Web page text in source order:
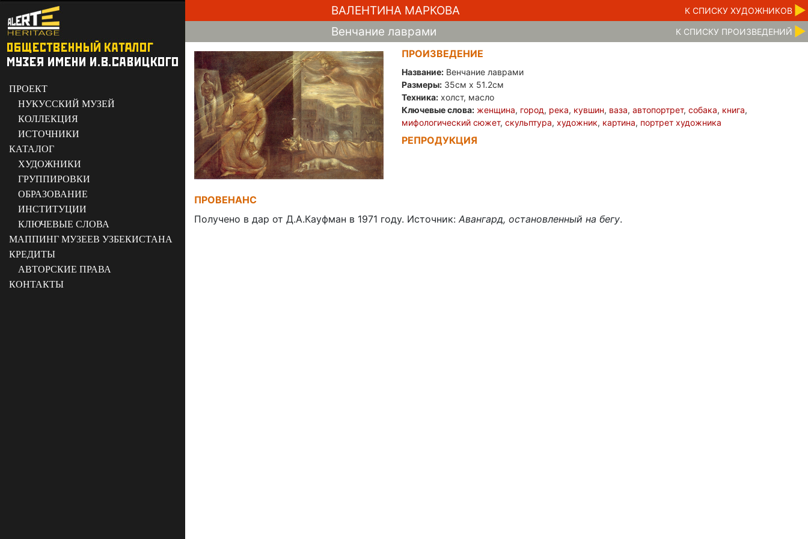
ПРОЕКТ
НУКУССКИЙ МУЗЕЙ
КОЛЛЕКЦИЯ
ИСТОЧНИКИ
КАТАЛОГ
ХУДОЖНИКИ
ГРУППИРОВКИ
ОБРАЗОВАНИЕ
ИНСТИТУЦИИ
КЛЮЧЕВЫЕ СЛОВА
МАППИНГ МУЗЕЕВ УЗБЕКИСТАНА
КРЕДИТЫ
АВТОРСКИЕ ПРАВА
КОНТАКТЫ
ВАЛЕНТИНА МАРКОВА К CПИСКУ ХУДОЖНИКОВ
Венчание лаврами К CПИСКУ ПРОИЗВЕДЕНИЙ
ПРОИЗВЕДЕНИЕ
Название: Венчание лаврами
Размеры: 35см x 51.2см
Техника: холст, масло
Ключевые слова: женщина, город, река, кувшин, ваза,автопортрет,собака, книга,
мифологический сюжет,скульптура,художник, картина, портрет художника
РЕПРОДУКЦИЯ
ПРОВЕНАНС
Получено в дар от Д.А.Кауфман в 1971 году. Источник: Авангард, остановленный на бегу.